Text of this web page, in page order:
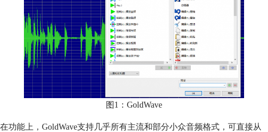
图1：GoldWave
在功能上，GoldWave支持几乎所有主流和部分小众音频格式，可直接从